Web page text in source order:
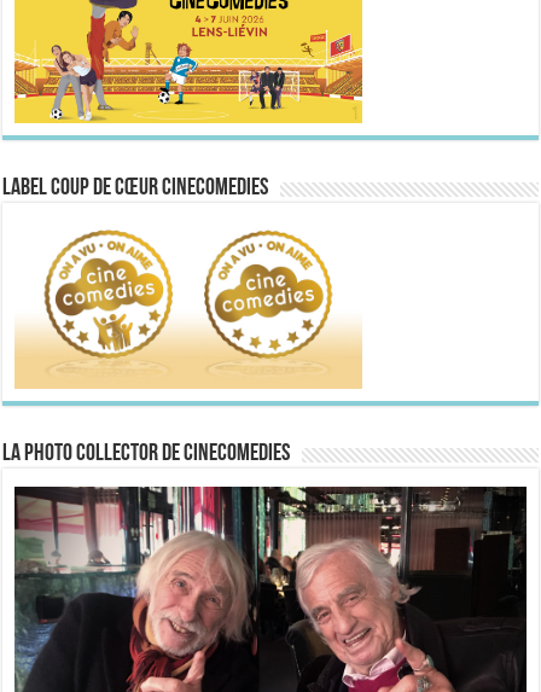
Label Coup de Cœur CineComedies
La Photo collector de CineComedies